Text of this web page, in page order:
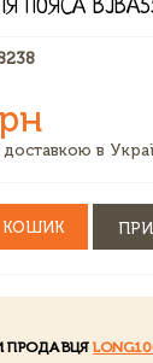
ПОЯСА
доставкою в
КОШИК
ПРОДАВЦЯ